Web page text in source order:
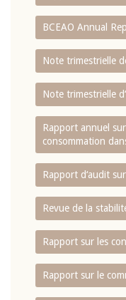
BCEAO Annual
Note trimestrielle
Note trimestrielle
Rapport annuel
consommation
Rapport d‘audit
Revue de la
Rapport sur les
Rapport sur le